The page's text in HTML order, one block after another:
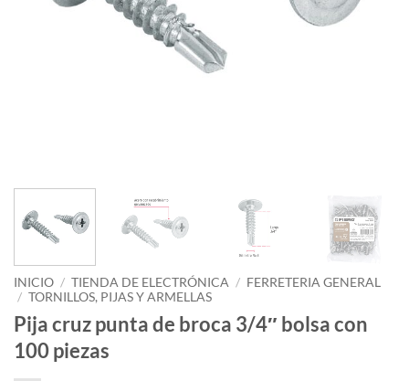
INICIO / TIENDA DE ELECTRÓNICA / FERRETERIA GENERAL
/ TORNILLOS, PIJAS Y ARMELLAS
Pija cruz punta de broca 3/4″ bolsa con
100 piezas